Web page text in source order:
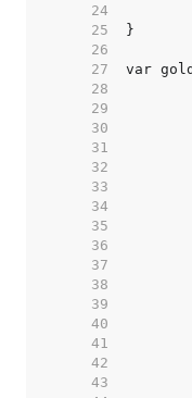
    24
    25
    26
    27
    28
    29
    30
    31
    32
    33
    34
    35
    36
    37
    38
    39
    40
    41
    42
    43